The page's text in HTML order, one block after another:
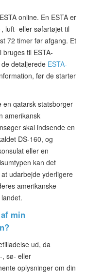
online. En ESTA er
luft- eller søfartøjet til
72 timer før afgang. Et
til ESTA-
detaljerede ESTA-
før de starter
en qatarsk statsborger
amerikansk
skal indsende en
DS-160, og
eller en
kan det
udarbejde yderligere
amerikanske
min
ud, da
, sø- eller
oplysninger om din